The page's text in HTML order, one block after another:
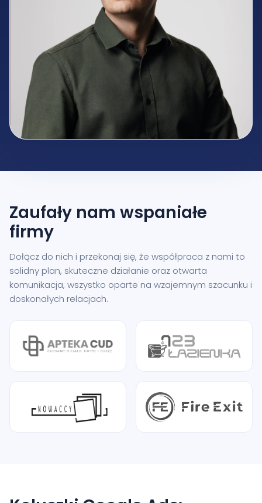
Zaufały nam wspaniałe
firmy
Dołącz do nich i przekonaj się, że współpraca z nami to
solidny plan, skuteczne działanie oraz otwarta
komunikacja, wszystko oparte na wzajemnym szacunku i
doskonałych relacjach.